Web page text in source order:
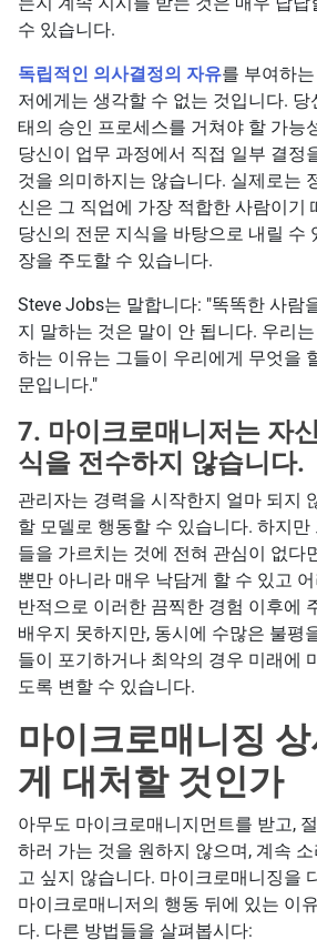
수 있습니다.
독립적인 의사결정의 자유를 부여하
저에게는 생각할 수 없는 것입니다. 당
태의 승인 프로세스를 거쳐야 할 가능
당신이 업무 과정에서 직접 일부 결정
것을 의미하지는 않습니다. 실제로는
신은 그 직업에 가장 적합한 사람이기
당신의 전문 지식을 바탕으로 내릴 수
장을 주도할 수 있습니다.
Steve Jobs는 말합니다: "똑똑한 사람
지 말하는 것은 말이 안 됩니다. 우리
하는 이유는 그들이 우리에게 무엇을
문입니다."
7. 마이크로매니저는 자
식을 전수하지 않습니다.
관리자는 경력을 시작한지 얼마 되지
할 모델로 행동할 수 있습니다. 하지만
들을 가르치는 것에 전혀 관심이 없다
뿐만 아니라 매우 낙담게 할 수 있고
반적으로 이러한 끔찍한 경험 이후에
배우지 못하지만, 동시에 수많은 불평
들이 포기하거나 최악의 경우 미래에
도록 변할 수 있습니다.
마이크로매니징
게 대처할 것인가
아무도 마이크로매니지먼트를 받고,
하러 가는 것을 원하지 않으며, 계속
고 싶지 않습니다. 마이크로매니징을
마이크로매니저의 행동 뒤에 있는 이
다. 다른 방법들을 살펴봅시다: